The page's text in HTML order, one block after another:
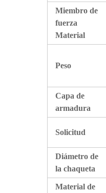
Miembro de
fuerza
Material
Peso
Capa de
armadura
Solicitud
Diámetro de
la chaqueta
Material de